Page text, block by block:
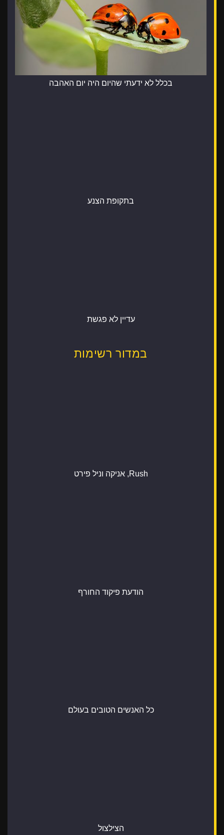
בכלל לא ידעתי שהיום היה יום האהבה
בתקופת הצנע
עדיין לא פגשת
במדור רשימות
Rush, אניקה וניל פירט
הודעת פיקוד החורף
כל האנשים הטובים בעולם
הצילצול